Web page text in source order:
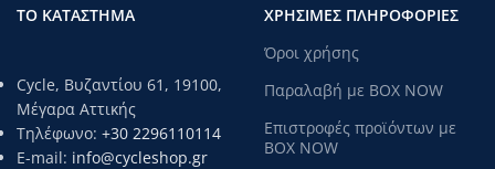
ΤΟ ΚΑΤΑΣΤΗΜΑ
Cycle, Βυζαντίου 61, 19100,
Μέγαρα Αττικής
Τηλέφωνο: +30 2296110114
E-mail: info@cycleshop.gr
ΧΡΗΣΙΜΕΣ ΠΛΗΡΟΦΟΡΙΕΣ
Όροι χρήσης
Παραλαβή με BOX NOW
Επιστροφές προϊόντων με
BOX NOW